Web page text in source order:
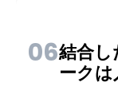
06結合し
ーク